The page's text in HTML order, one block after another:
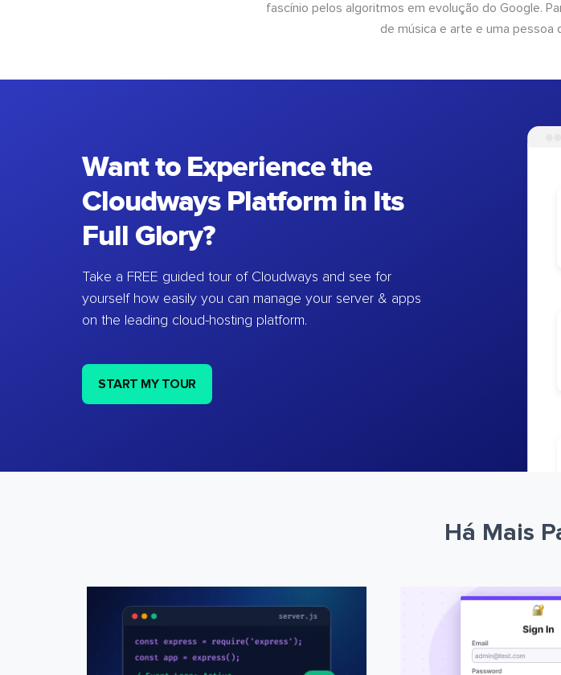
fascínio pelos algoritmos em evolução do Google.
de música e arte e uma pessoa
Want to Experience the
Cloudways Platform in Its
Full Glory?
Take a FREE guided tour of Cloudways and see for
yourself how easily you can manage your server & apps
on the leading cloud-hosting platform.
START MY TOUR
Há Mais